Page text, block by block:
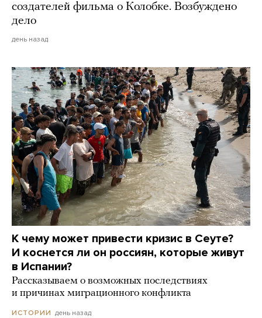
создателей фильма о Колобке. Возбуждено
дело
день назад
К чему может привести кризис в Сеуте?
И коснется ли он россиян, которые живут
в Испании?
Рассказываем о возможных последствиях
и причинах миграционного конфликта
ИСТОРИИ день назад